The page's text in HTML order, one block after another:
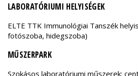
LABORATÓRIUMI HELYISÉGEK
ELTE TTK Immunológiai Tanszék
fotószoba, hidegszoba)
MŰSZERPARK
Szokásos laboratóriumi műszerek: